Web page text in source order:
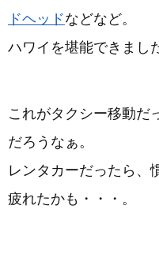
ドヘッドなどなど。
ハワイを堪能できまし
これがタクシー移動だ
だろうなぁ。
レンタカーだったら、
疲れたかも・・・。